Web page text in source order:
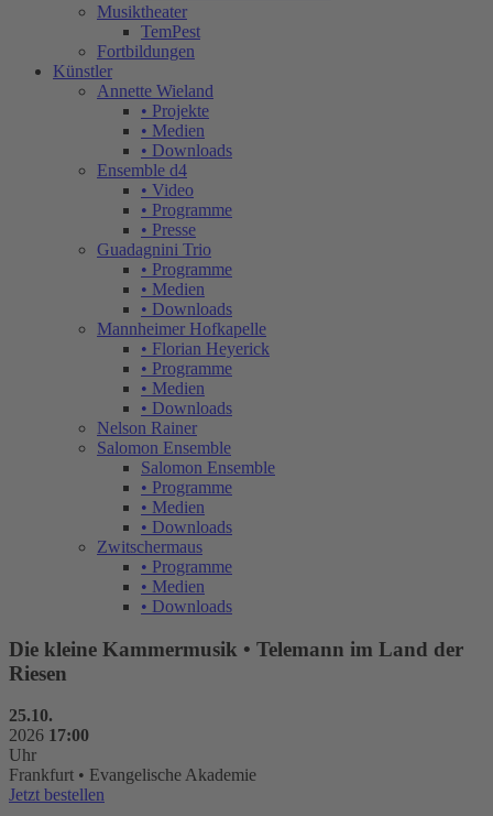
Musiktheater
TemPest
Fortbildungen
Künstler
Annette Wieland
• Projekte
• Medien
• Downloads
Ensemble d4
• Video
• Programme
• Presse
Guadagnini Trio
• Programme
• Medien
• Downloads
Mannheimer Hofkapelle
• Florian Heyerick
• Programme
• Medien
• Downloads
Nelson Rainer
Salomon Ensemble
Salomon Ensemble
• Programme
• Medien
• Downloads
Zwitschermaus
• Programme
• Medien
• Downloads
Die kleine Kammermusik • Telemann im Land der
Riesen
25.10.
2026 17:00
Uhr
Frankfurt • Evangelische Akademie
Jetzt bestellen